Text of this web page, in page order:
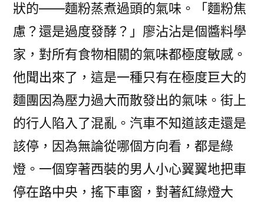
狀的——麵粉蒸煮過頭的氣味。「麵粉焦
慮？還是過度發酵？」廖沾沾是個醬料學
家，對所有食物相關的氣味都極度敏感。
他聞出來了，這是一種只有在極度巨大的
麵團因為壓力過大而散發出的氣味。街上
的行人陷入了混亂。汽車不知道該走還是
該停，因為無論從哪個方向看，都是綠
燈。一個穿著西裝的男人小心翼翼地把車
停在路中央，搖下車窗，對著紅綠燈大